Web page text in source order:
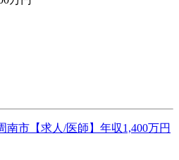
南市【求人/医師】年収1,400万円